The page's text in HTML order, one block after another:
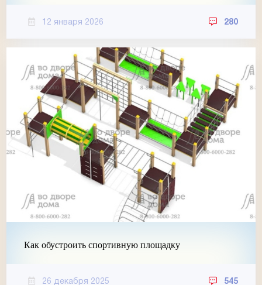
12 января 2026 280
Как обустроить спортивную площадку
26 декабря 2025 545